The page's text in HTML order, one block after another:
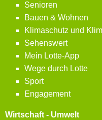
Senioren
Bauen & Wohnen
Klimaschutz und
Sehenswert
Mein Lotte-App
Wege durch Lotte
Sport
Engagement
Wirtschaft - Umwelt